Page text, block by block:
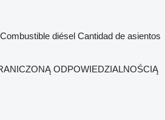
Combustible diésel Cantidad de asientos
ODPOWIEDZIALNOŚCIĄ